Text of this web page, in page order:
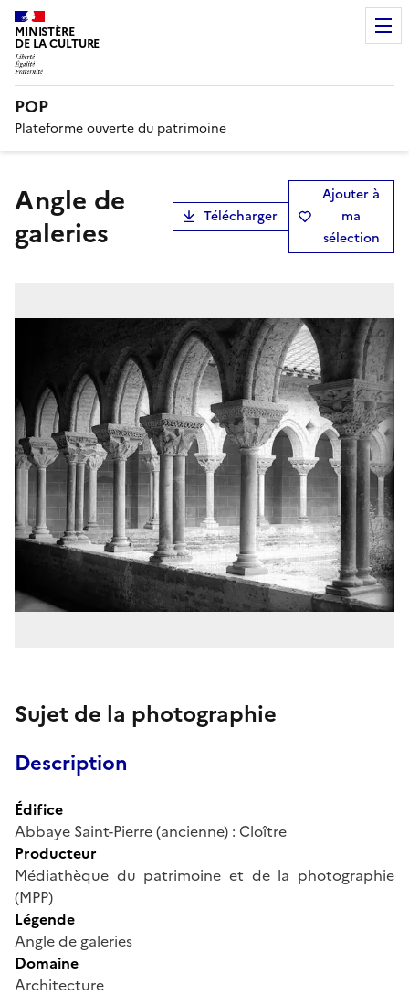
MINISTÈRE
DE LA CULTURE
POP
Plateforme ouverte du patrimoine
Angle de
galeries
Télécharger
Ajouter à
ma
sélection
Sujet de la photographie
Description
Édifice
Abbaye Saint-Pierre (ancienne) : Cloître
Producteur
Médiathèque du patrimoine et de la photographie
(MPP)
Légende
Angle de galeries
Domaine
Architecture